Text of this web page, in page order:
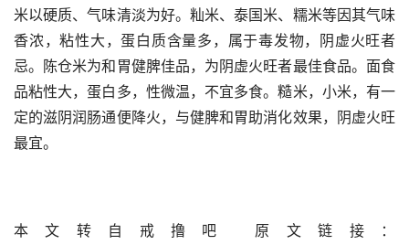
米以硬质、气味清淡为好。籼米、泰国米、糯米等因其气味
香浓，粘性大，蛋白质含量多，属于毒发物，阴虚火旺者
忌。陈仓米为和胃健脾佳品，为阴虚火旺者最佳食品。面食
品粘性大，蛋白多，性微温，不宜多食。糙米，小米，有一
定的滋阴润肠通便降火，与健脾和胃助消化效果，阴虚火旺
最宜。
本文转自戒撸吧 原文链接：